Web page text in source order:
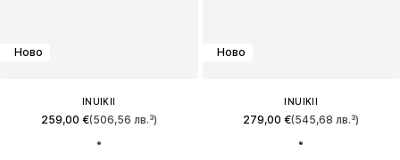
Ново
INUIKII
259,00 €(506,56 лв.³)
Ново
INUIKII
279,00 €(545,68 лв.³)